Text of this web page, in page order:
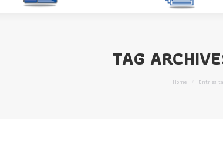
TAG
You are
Home Entries